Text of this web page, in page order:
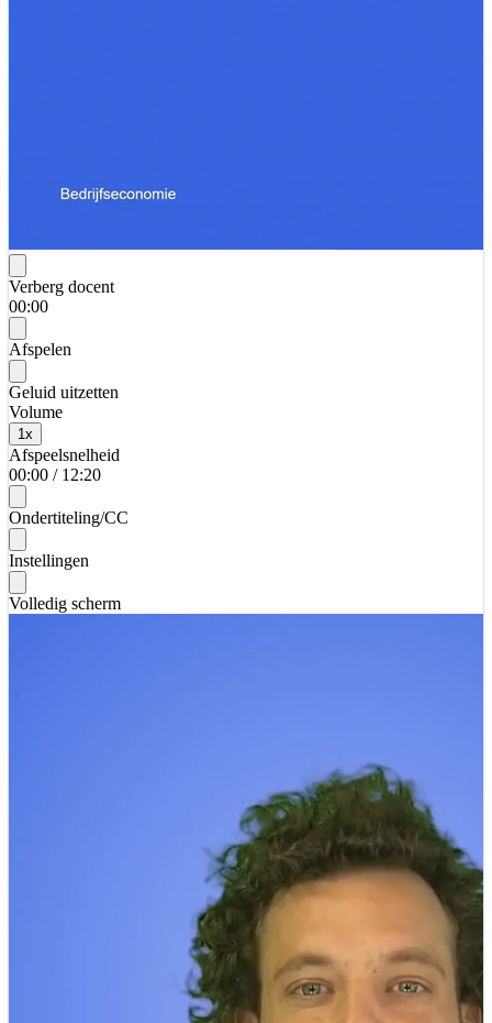
Verberg docent
00:00
Afspelen
Geluid uitzetten
Volume
1 x
Afspeelsnelheid
00:00 / 12:20
Ondertiteling/CC
Instellingen
Volledig scherm